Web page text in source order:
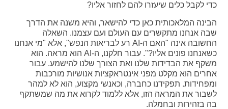
כדי לקבל כלים שיעזרו להם לחזור אליו?
הבינה המלאכותית כאן כדי להישאר, והיא משנה את הדרך
שבה אנחנו מתקשרים עם העולם ועם עצמנו. השאלה
החשובה אינה "האם ה-AI רע לבריאות הנפש", אלא "מי אנחנו
כשאנחנו פונים אליו?". עבור חלקנו, ה-AI הוא מראה. הוא
משקף את הבדידות שלנו ואת הצורך שלנו להישמע. עבור
אחרים הוא מקלט מפני אינטראקציות אנושיות מורכבות
ומפחידות. תפקידנו כחברה, וכאנשי מקצוע, הוא לא למהר
לשבור את המראה הזו, אלא ללמוד לקרוא את מה שמשתקף
בה בזהירות ובחמלה.